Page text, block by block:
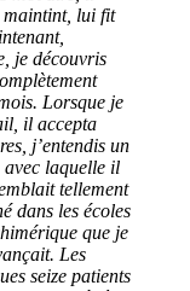
maintint, lui fit
je découvris
Lorsque je
il accepta
j’entendis un
avec laquelle il
tellement
dans les écoles
que je
Les
seize patients